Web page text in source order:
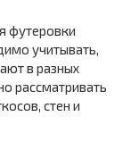
футеровки
учитывать,
в разных
рассматривать
стен и